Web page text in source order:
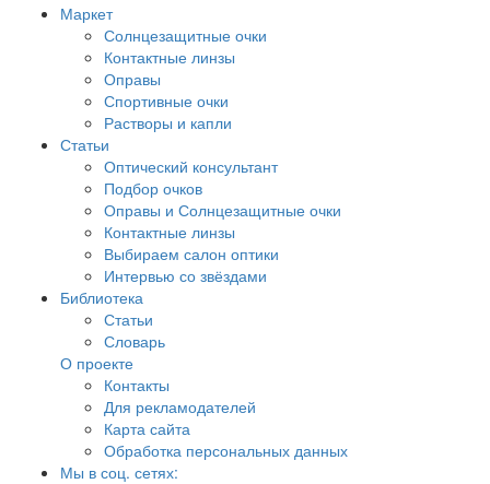
Маркет
Солнцезащитные очки
Контактные линзы
Оправы
Спортивные очки
Растворы и капли
Статьи
Оптический консультант
Подбор очков
Оправы и Солнцезащитные очки
Контактные линзы
Выбираем салон оптики
Интервью со звёздами
Библиотека
Статьи
Словарь
О проекте
Контакты
Для рекламодателей
Карта сайта
Обработка персональных данных
Мы в соц. сетях: